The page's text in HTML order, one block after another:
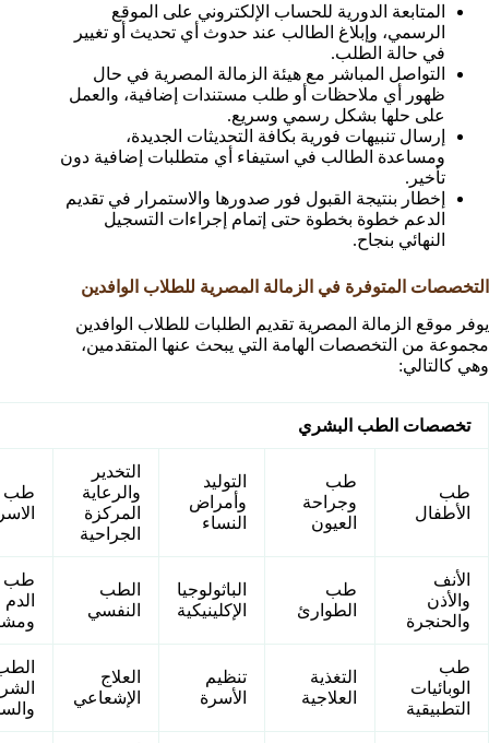
المتابعة الدورية للحساب الإلكتروني على الموقع
الرسمي، وإبلاغ الطالب عند حدوث أي تحديث أو تغيير
في حالة الطلب.
التواصل المباشر مع هيئة الزمالة المصرية في حال
ظهور أي ملاحظات أو طلب مستندات إضافية، والعمل
على حلها بشكل رسمي وسريع.
إرسال تنبيهات فورية بكافة التحديثات الجديدة،
ومساعدة الطالب في استيفاء أي متطلبات إضافية دون
تأخير.
إخطار بنتيجة القبول فور صدورها والاستمرار في تقديم
الدعم خطوة بخطوة حتى إتمام إجراءات التسجيل
النهائي بنجاح.
التخصصات المتوفرة في الزمالة المصرية للطلاب الوافدين
يوفر موقع الزمالة المصرية تقديم الطلبات للطلاب الوافدين
مجموعة من التخصصات الهامة التي يبحث عنها المتقدمين،
وهي كالتالي:
تخصصات الطب البشري
طب
الأطفال
طب
وجراحة
العيون
التوليد
وأمراض
النساء
التخدير
والرعاية
المركزة
الجراحية
طب
الأنف
والأذن
والحنجرة
طب
الطوارئ
الباثولوجيا
الإكلينيكية
الطب
النفسي
طب
الدم
طب
الوبائيات
التطبيقية
التغذية
العلاجية
تنظيم
الأسرة
العلاج
الإشعاعي